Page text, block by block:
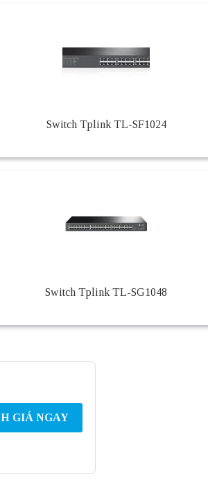
Switch Tplink TL-SF1024
Switch Tplink TL-SG1048
GIÁ NGAY